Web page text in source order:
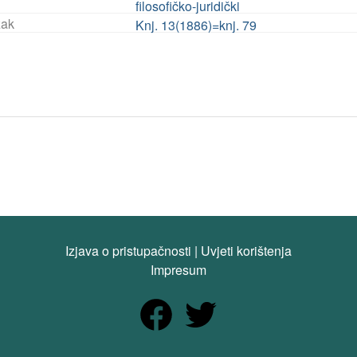
filosofičko-juridički
Knj. 13(1886)=knj. 79
Izjava o pristupačnosti | Uvjeti korištenja
Impresum